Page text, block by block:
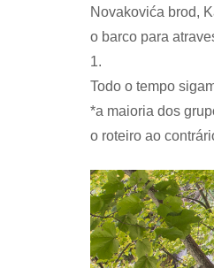
Novakovića brod,
o barco para
1.
Todo o tempo
*a maioria dos
o roteiro ao